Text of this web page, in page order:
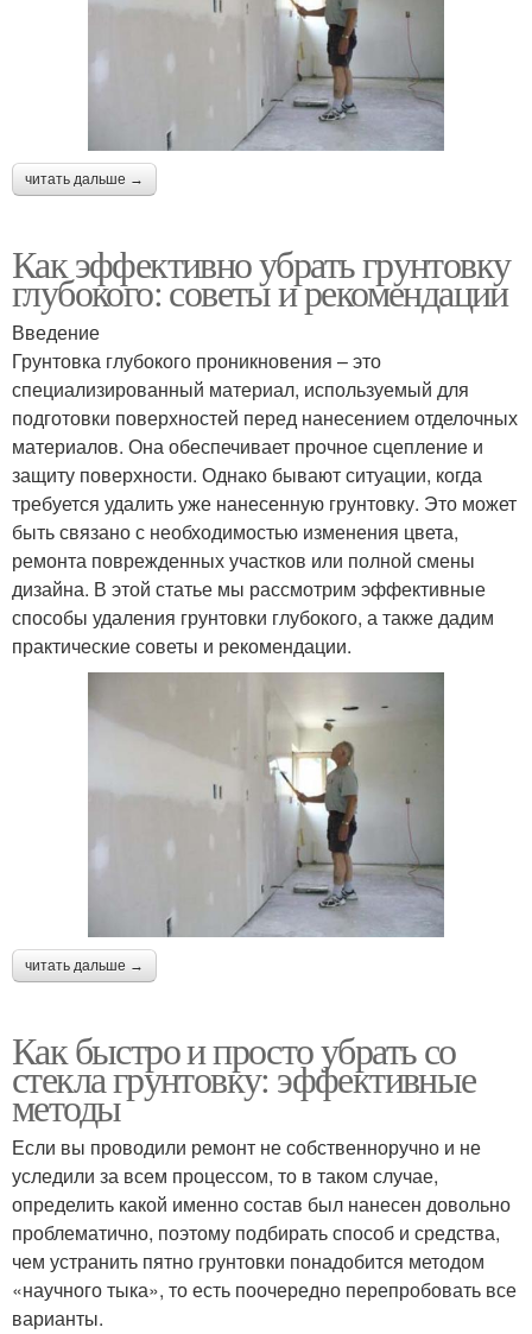
читать дальше →
Как эффективно убрать грунтовку
глубокого: советы и рекомендации
Введение
Грунтовка глубокого проникновения – это
специализированный материал, используемый для
подготовки поверхностей перед нанесением отделочных
материалов. Она обеспечивает прочное сцепление и
защиту поверхности. Однако бывают ситуации, когда
требуется удалить уже нанесенную грунтовку. Это может
быть связано с необходимостью изменения цвета,
ремонта поврежденных участков или полной смены
дизайна. В этой статье мы рассмотрим эффективные
способы удаления грунтовки глубокого, а также дадим
практические советы и рекомендации.
читать дальше →
Как быстро и просто убрать со
стекла грунтовку: эффективные
методы
Если вы проводили ремонт не собственноручно и не
уследили за всем процессом, то в таком случае,
определить какой именно состав был нанесен довольно
проблематично, поэтому подбирать способ и средства,
чем устранить пятно грунтовки понадобится методом
«научного тыка», то есть поочередно перепробовать все
варианты.